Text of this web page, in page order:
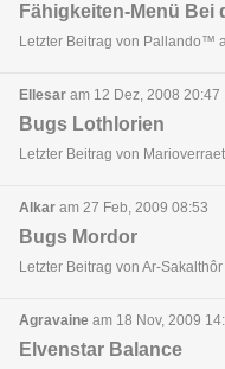
Fähigkeiten-Menü Bei
Letzter Beitrag von Pallando™
Ellesar am 12 Dez, 2008 20:47
Bugs Lothlorien
Letzter Beitrag von
Alkar am 27 Feb, 2009 08:53
Bugs Mordor
Letzter Beitrag von Ar-
Agravaine am 18 Nov, 2009
Elvenstar Balance